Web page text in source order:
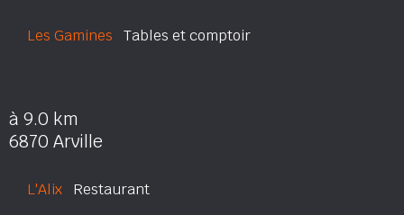
Les Gamines Tables et comptoir
à 9.0 km
6870 Arville
L'Alix Restaurant